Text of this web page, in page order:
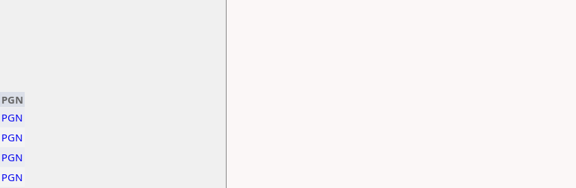
PGN
PGN
PGN
PGN
PGN